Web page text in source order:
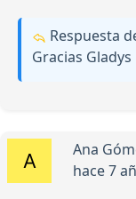
Respuesta
Gracias
Ana
hace 7